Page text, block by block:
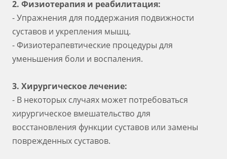
2. Физиотерапия и реабилитация:
- Упражнения для поддержания подвижности
суставов и укрепления мышц.
- Физиотерапевтические процедуры для
уменьшения боли и воспаления.
3. Хирургическое лечение:
- В некоторых случаях может потребоваться
хирургическое вмешательство для
восстановления функции суставов или замены
поврежденных суставов.